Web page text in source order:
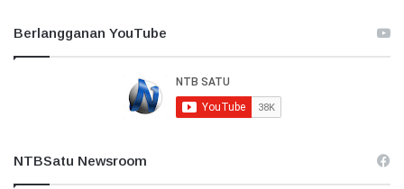
Berlangganan YouTube
NTBSatu Newsroom